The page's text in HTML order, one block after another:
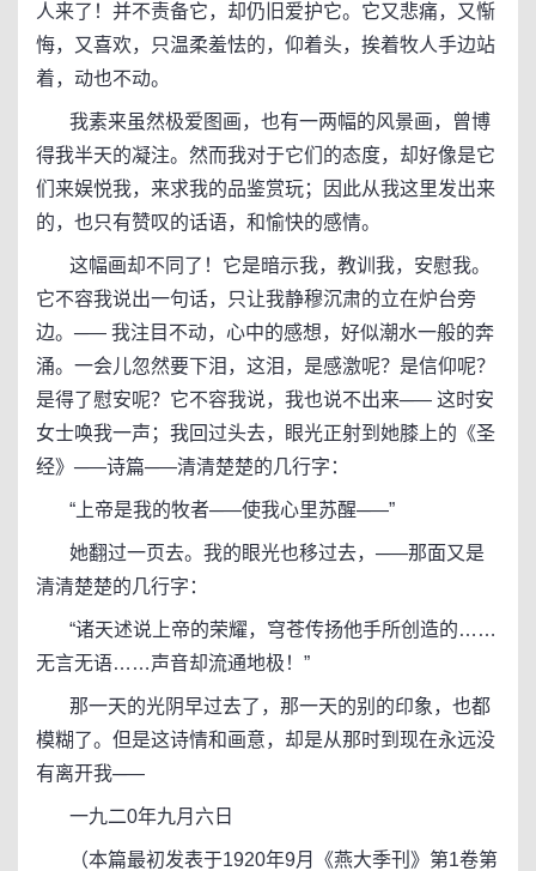
人来了！并不责备它，却仍旧爱护它。它又悲痛，又惭
悔，又喜欢，只温柔羞怯的，仰着头，挨着牧人手边站
着，动也不动。
我素来虽然极爱图画，也有一两幅的风景画，曾博
得我半天的凝注。然而我对于它们的态度，却好像是它
们来娱悦我，来求我的品鉴赏玩；因此从我这里发出来
的，也只有赞叹的话语，和愉快的感情。
这幅画却不同了！它是暗示我，教训我，安慰我。
它不容我说出一句话，只让我静穆沉肃的立在炉台旁
边。─— 我注目不动，心中的感想，好似潮水一般的奔
涌。一会儿忽然要下泪，这泪，是感激呢？是信仰呢？
是得了慰安呢？它不容我说，我也说不出来─— 这时安
女士唤我一声；我回过头去，眼光正射到她膝上的《圣
经》─—诗篇─—清清楚楚的几行字：
“上帝是我的牧者─—使我心里苏醒─—”
她翻过一页去。我的眼光也移过去，─—那面又是
清清楚楚的几行字：
“诸天述说上帝的荣耀，穹苍传扬他手所创造的……
无言无语……声音却流通地极！”
那一天的光阴早过去了，那一天的别的印象，也都
模糊了。但是这诗情和画意，却是从那时到现在永远没
有离开我─—
一九二0年九月六日
（本篇最初发表于1920年9月《燕大季刊》第1卷第